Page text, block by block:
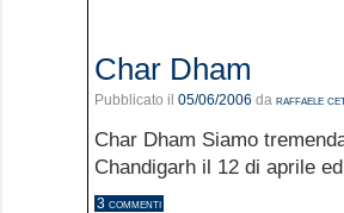
Char Dham
Pubblicato il 05/06/2006 da raffaele
Char Dham Siamo
Chandigarh il 12 di aprile
3 commenti